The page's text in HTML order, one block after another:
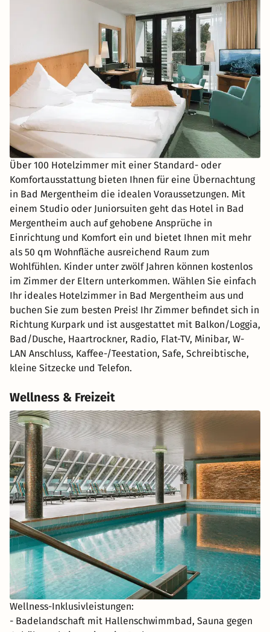
Über 100 Hotelzimmer mit einer Standard- oder
Komfortausstattung bieten Ihnen für eine Übernachtung
in Bad Mergentheim die idealen Voraussetzungen. Mit
einem Studio oder Juniorsuiten geht das Hotel in Bad
Mergentheim auch auf gehobene Ansprüche in
Einrichtung und Komfort ein und bietet Ihnen mit mehr
als 50 qm Wohnfläche ausreichend Raum zum
Wohlfühlen. Kinder unter zwölf Jahren können kostenlos
im Zimmer der Eltern unterkommen. Wählen Sie einfach
Ihr ideales Hotelzimmer in Bad Mergentheim aus und
buchen Sie zum besten Preis! Ihr Zimmer befindet sich in
Richtung Kurpark und ist ausgestattet mit Balkon/Loggia,
Bad/Dusche, Haartrockner, Radio, Flat-TV, Minibar, W-
LAN Anschluss, Kaffee-/Teestation, Safe, Schreibtische,
kleine Sitzecke und Telefon.
Wellness & Freizeit
Wellness-Inklusivleistungen:
- Badelandschaft mit Hallenschwimmbad, Sauna gegen